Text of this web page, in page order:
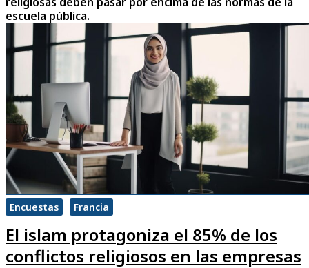
escuela pública.
Encuestas Francia
El islam protagoniza el 85% de los
conflictos religiosos en las empresas